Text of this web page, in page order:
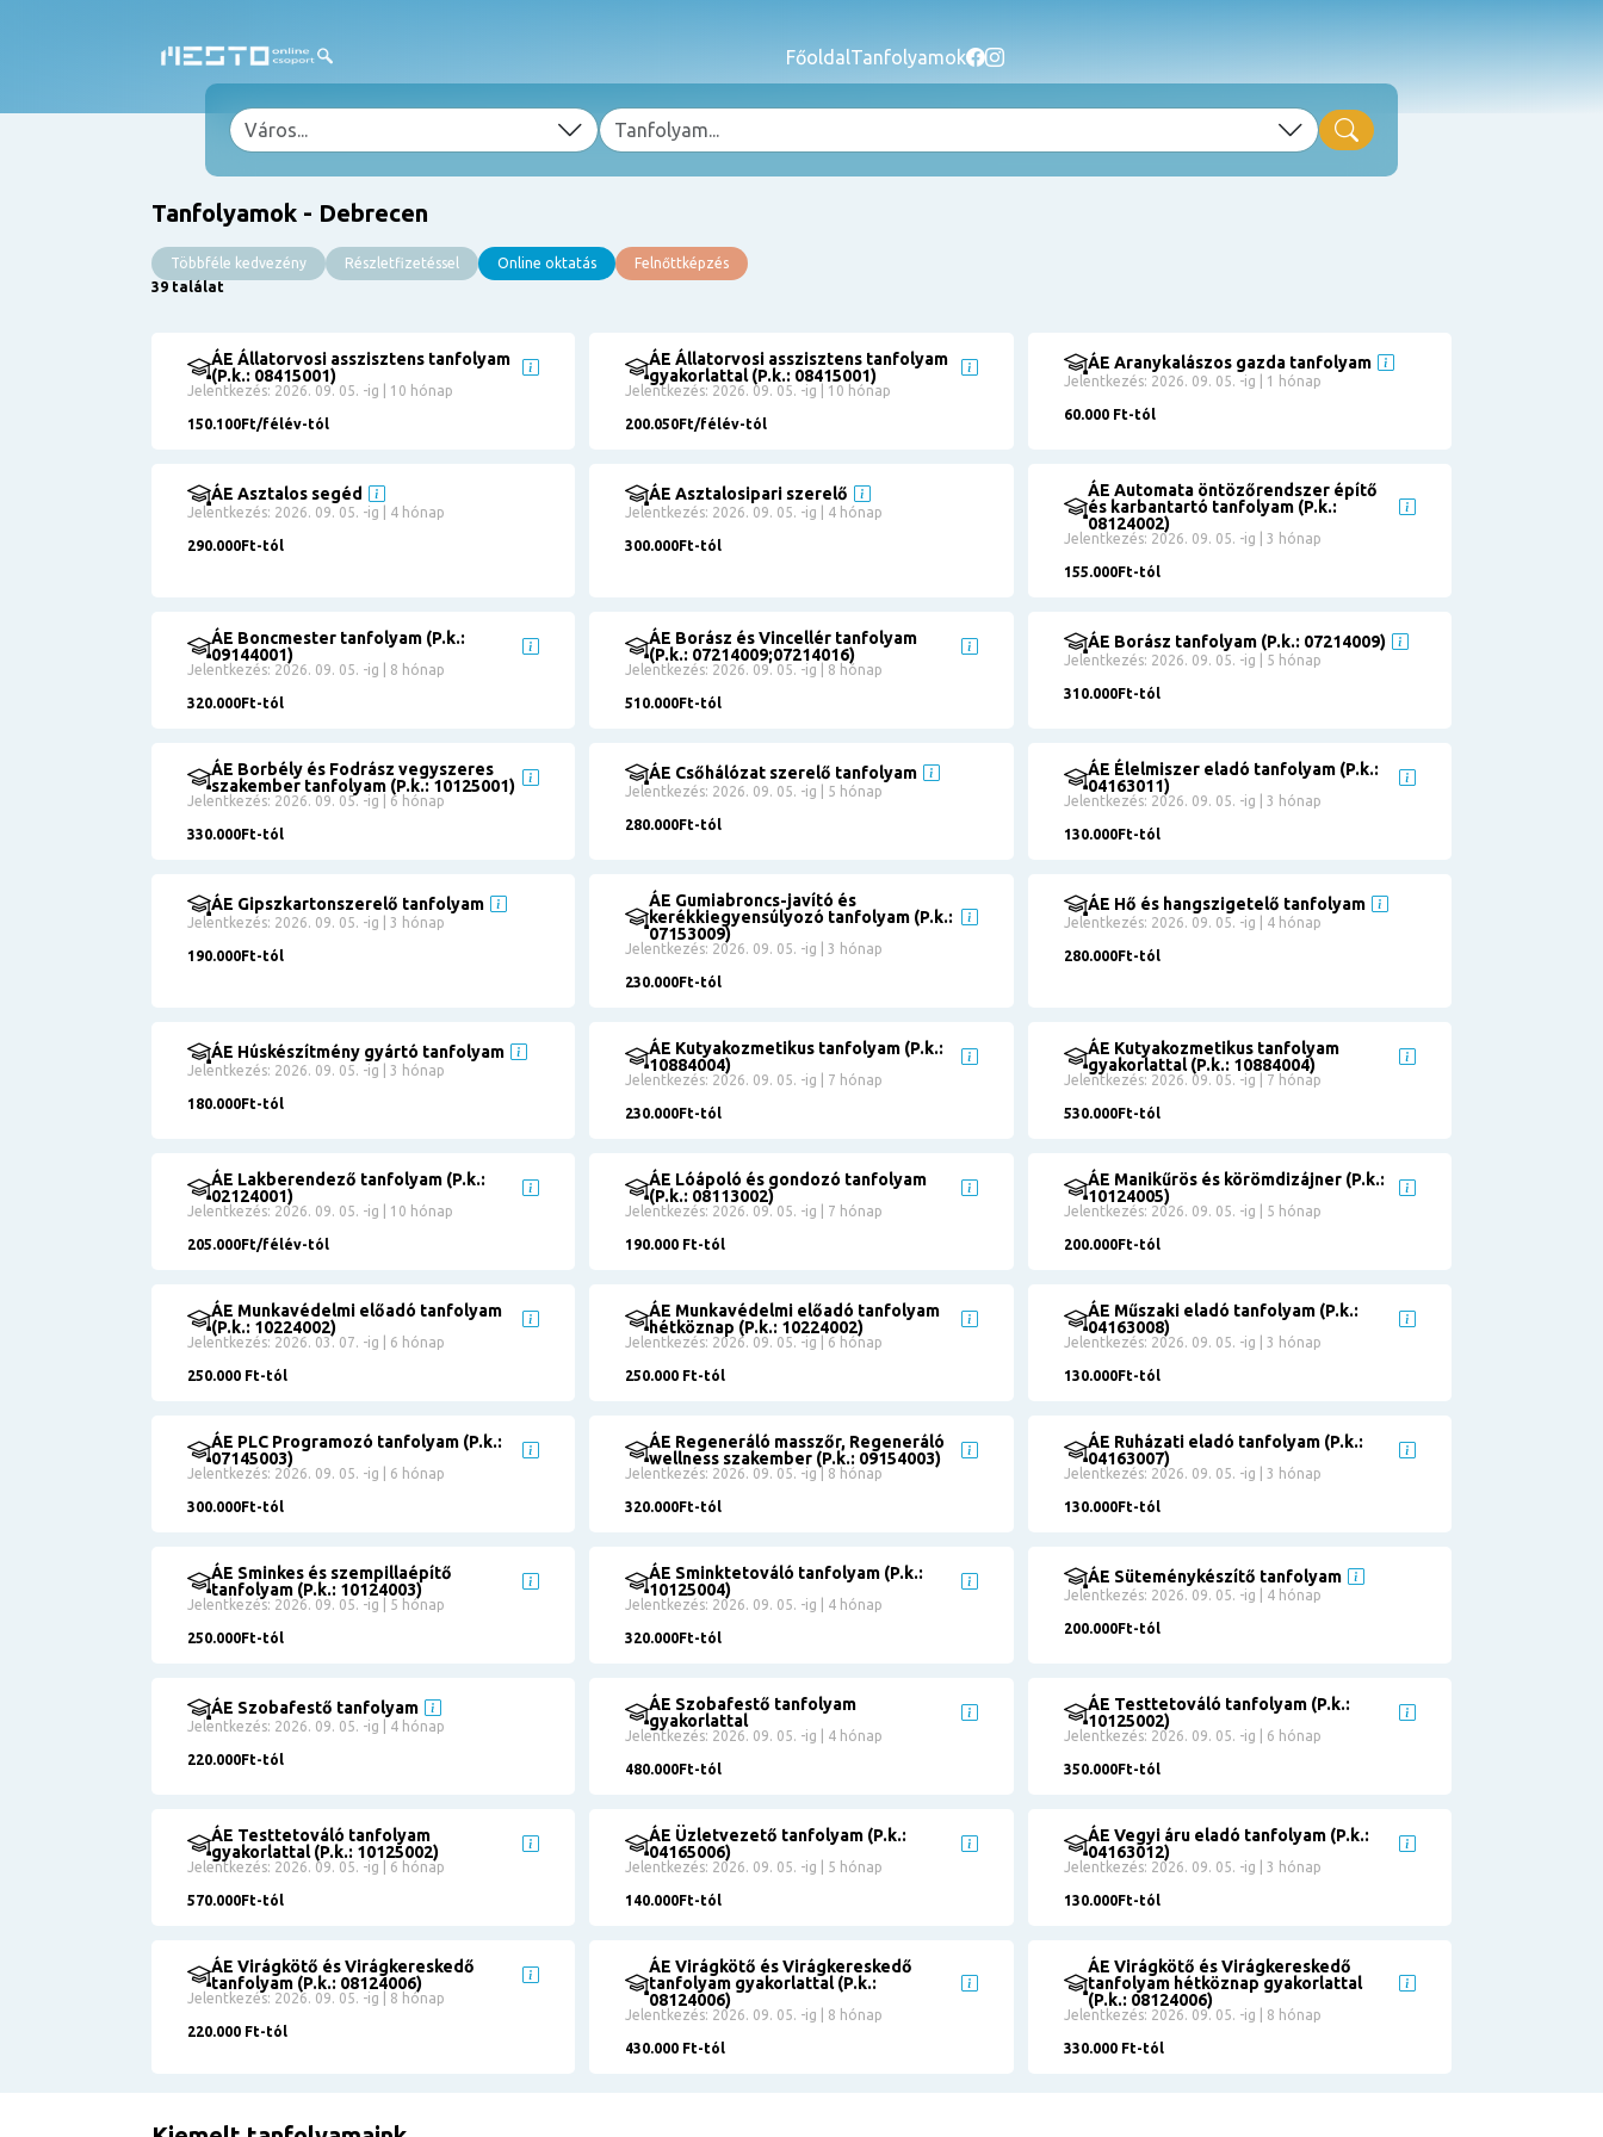
Főoldal Tanfolyamok
Tanfolyamok - Debrecen
Többféle kedvezény Részletfizetéssel Online oktatás
Felnőttképzés
39 találat
Szűrés
Pályakezdőknek
Kismamáknak
Kuponbeváltás
Érettségi
Részletfizetéssel
ÁE Állatorvosi asszisztens tanfolyam
(P.k.: 08415001)
Jelentkezés: 2026. 09. 05. -ig | 10 hónap
150.100Ft/félév-tól
ÁE Állatorvosi asszisztens tanfolyam
gyakorlattal (P.k.: 08415001)
Jelentkezés: 2026. 09. 05. -ig | 10 hónap
200.050Ft/félév-tól
ÁE Aranykalászos gazda tanfolyam
Jelentkezés: 2026. 09. 05. -ig | 1 hónap
60.000 Ft-tól
ÁE Asztalos segéd
Jelentkezés: 2026. 09. 05. -ig | 4 hónap
290.000Ft-tól
ÁE Asztalosipari szerelő
Jelentkezés: 2026. 09. 05. -ig | 4 hónap
300.000Ft-tól
ÁE Automata öntözőrendszer építő
és karbantartó tanfolyam (P.k.:
08124002)
Jelentkezés: 2026. 09. 05. -ig | 3 hónap
155.000Ft-tól
ÁE Boncmester tanfolyam (P.k.:
09144001)
Jelentkezés: 2026. 09. 05. -ig | 8 hónap
320.000Ft-tól
ÁE Borász és Vincellér tanfolyam
(P.k.: 07214009;07214016)
Jelentkezés: 2026. 09. 05. -ig | 8 hónap
510.000Ft-tól
ÁE Borász tanfolyam (P.k.: 07214009)
Jelentkezés: 2026. 09. 05. -ig | 5 hónap
310.000Ft-tól
ÁE Borbély és Fodrász vegyszeres
szakember tanfolyam (P.k.: 10125001)
Jelentkezés: 2026. 09. 05. -ig | 6 hónap
330.000Ft-tól
ÁE Csőhálózat szerelő tanfolyam
Jelentkezés: 2026. 09. 05. -ig | 5 hónap
280.000Ft-tól
ÁE Élelmiszer eladó tanfolyam (P.k.:
04163011)
Jelentkezés: 2026. 09. 05. -ig | 3 hónap
130.000Ft-tól
ÁE Gipszkartonszerelő tanfolyam
Jelentkezés: 2026. 09. 05. -ig | 3 hónap
190.000Ft-tól
ÁE Gumiabroncs-javító és
kerékkiegyensúlyozó tanfolyam (P.k.:
07153009)
Jelentkezés: 2026. 09. 05. -ig | 3 hónap
230.000Ft-tól
ÁE Hő és hangszigetelő tanfolyam
Jelentkezés: 2026. 09. 05. -ig | 4 hónap
280.000Ft-tól
ÁE Húskészítmény gyártó tanfolyam
Jelentkezés: 2026. 09. 05. -ig | 3 hónap
180.000Ft-tól
ÁE Kutyakozmetikus tanfolyam (P.k.:
10884004)
Jelentkezés: 2026. 09. 05. -ig | 7 hónap
230.000Ft-tól
ÁE Kutyakozmetikus tanfolyam
gyakorlattal (P.k.: 10884004)
Jelentkezés: 2026. 09. 05. -ig | 7 hónap
530.000Ft-tól
ÁE Lakberendező tanfolyam (P.k.:
02124001)
Jelentkezés: 2026. 09. 05. -ig | 10 hónap
205.000Ft/félév-tól
ÁE Lóápoló és gondozó tanfolyam
(P.k.: 08113002)
Jelentkezés: 2026. 09. 05. -ig | 7 hónap
190.000 Ft-tól
ÁE Manikűrös és körömdizájner (P.k.:
10124005)
Jelentkezés: 2026. 09. 05. -ig | 5 hónap
200.000Ft-tól
ÁE Munkavédelmi előadó tanfolyam
(P.k.: 10224002)
Jelentkezés: 2026. 03. 07. -ig | 6 hónap
250.000 Ft-tól
ÁE Munkavédelmi előadó tanfolyam
hétköznap (P.k.: 10224002)
Jelentkezés: 2026. 09. 05. -ig | 6 hónap
250.000 Ft-tól
ÁE Műszaki eladó tanfolyam (P.k.:
04163008)
Jelentkezés: 2026. 09. 05. -ig | 3 hónap
130.000Ft-tól
ÁE PLC Programozó tanfolyam (P.k.:
07145003)
Jelentkezés: 2026. 09. 05. -ig | 6 hónap
300.000Ft-tól
ÁE Regeneráló masszőr, Regeneráló
wellness szakember (P.k.: 09154003)
Jelentkezés: 2026. 09. 05. -ig | 8 hónap
320.000Ft-tól
ÁE Ruházati eladó tanfolyam (P.k.:
04163007)
Jelentkezés: 2026. 09. 05. -ig | 3 hónap
130.000Ft-tól
ÁE Sminkes és szempillaépítő
tanfolyam (P.k.: 10124003)
Jelentkezés: 2026. 09. 05. -ig | 5 hónap
250.000Ft-tól
ÁE Sminktetováló tanfolyam (P.k.:
10125004)
Jelentkezés: 2026. 09. 05. -ig | 4 hónap
320.000Ft-tól
ÁE Süteménykészítő tanfolyam
Jelentkezés: 2026. 09. 05. -ig | 4 hónap
200.000Ft-tól
ÁE Szobafestő tanfolyam
Jelentkezés: 2026. 09. 05. -ig | 4 hónap
220.000Ft-tól
ÁE Szobafestő tanfolyam
gyakorlattal
Jelentkezés: 2026. 09. 05. -ig | 4 hónap
480.000Ft-tól
ÁE Testtetováló tanfolyam (P.k.:
10125002)
Jelentkezés: 2026. 09. 05. -ig | 6 hónap
350.000Ft-tól
ÁE Testtetováló tanfolyam
gyakorlattal (P.k.: 10125002)
Jelentkezés: 2026. 09. 05. -ig | 6 hónap
570.000Ft-tól
ÁE Üzletvezető tanfolyam (P.k.:
04165006)
Jelentkezés: 2026. 09. 05. -ig | 5 hónap
140.000Ft-tól
ÁE Vegyi áru eladó tanfolyam (P.k.:
04163012)
Jelentkezés: 2026. 09. 05. -ig | 3 hónap
130.000Ft-tól
ÁE Virágkötő és Virágkereskedő
tanfolyam (P.k.: 08124006)
Jelentkezés: 2026. 09. 05. -ig | 8 hónap
220.000 Ft-tól
ÁE Virágkötő és Virágkereskedő
tanfolyam gyakorlattal (P.k.:
08124006)
Jelentkezés: 2026. 09. 05. -ig | 8 hónap
430.000 Ft-tól
ÁE Virágkötő és Virágkereskedő
tanfolyam hétköznap gyakorlattal
(P.k.: 08124006)
Jelentkezés: 2026. 09. 05. -ig | 8 hónap
330.000 Ft-tól